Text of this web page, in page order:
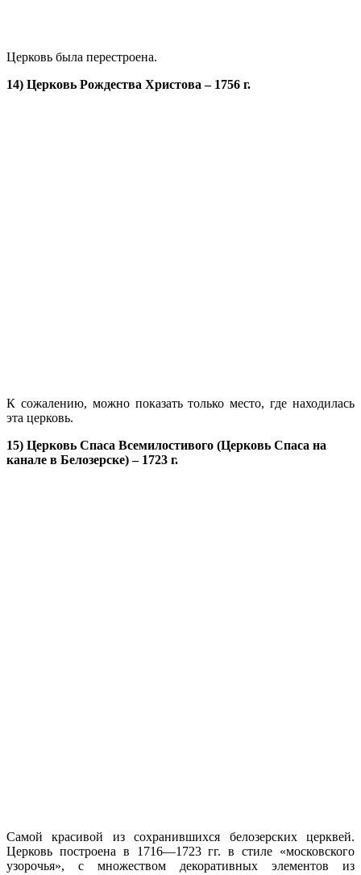
Церковь была перестроена.
14) Церковь Рождества Христова – 1756 г.
К сожалению, можно показать только место, где находилась
эта церковь.
15) Церковь Спаса Всемилостивого (Церковь Спаса на
канале в Белозерске) – 1723 г.
Cамой красивой из сохранившихся белозерских церквей.
Церковь построена в 1716—1723 гг. в стиле «московского
узорочья», с множеством декоративных элементов из